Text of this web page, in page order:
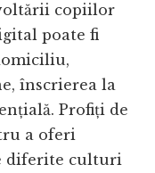
copiilor
poate fi
înscrierea la
Profiți de
a oferi
diferite culturi